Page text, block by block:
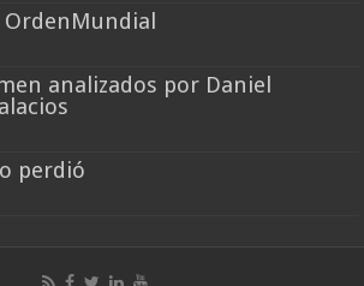
OrdenMundial
analizados por Daniel
perdió